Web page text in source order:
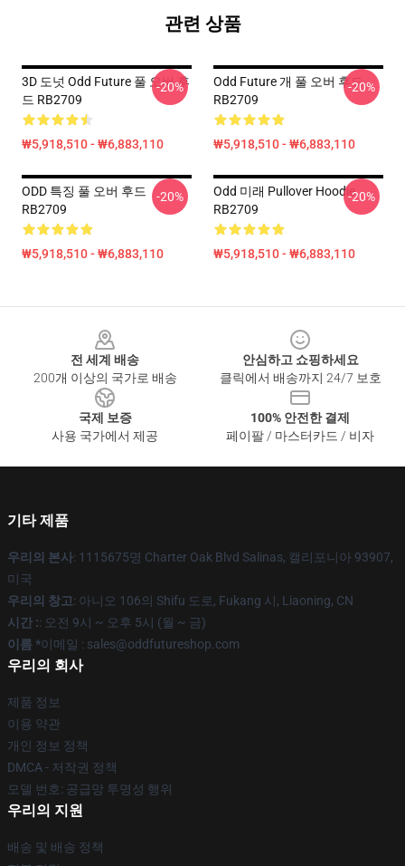
관련 상품
3D 도넛 Odd Future 풀 오버 후
드 RB2709
₩5,918,510 - ₩6,883,110
-20%
Odd Future 개 풀 오버 후드
RB2709
₩5,918,510 - ₩6,883,110
-20%
ODD 특징 풀 오버 후드
RB2709
₩5,918,510 - ₩6,883,110
-20%
Odd 미래 Pullover Hoodie
RB2709
₩5,918,510 - ₩6,883,110
-20%
전 세계 배송
200개 이상의 국가로 배송
안심하고 쇼핑하세요
클릭에서 배송까지 24/7 보호
국제 보증
사용 국가에서 제공
100% 안전한 결제
페이팔 / 마스터카드 / 비자
기타 제품
우리의 본사: 1115675명 Charter Oak Blvd Salinas, 캘리포니아 93907,
미국
우리의 창고: 아니오 106의 Shifu 도로, Fukang 시, Liaoning, CN
시간 :: 오전 9시 ~ 오후 5시 (월 ~ 금)
이름 *이메일 : sales@oddfutureshop.com
우리의 회사
제품 정보
이용 약관
개인 정보 정책
DMCA - 저작권 정책
모델 번호: 공급망 투명성 행위
우리의 지원
배송 및 배송 정책